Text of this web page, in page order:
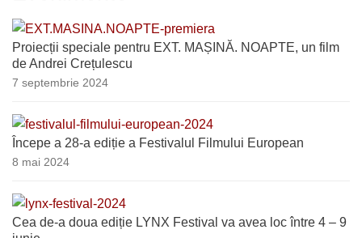
Proiecții speciale pentru EXT. MAȘINĂ. NOAPTE, un film
de Andrei Crețulescu
7 septembrie 2024
Începe a 28-a ediție a Festivalul Filmului European
8 mai 2024
Cea de-a doua ediție LYNX Festival va avea loc între 4 – 9